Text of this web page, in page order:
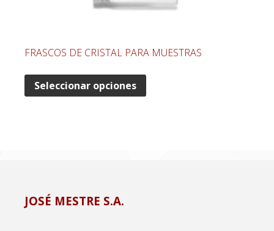
FRASCOS DE CRISTAL PARA MUESTRAS
Seleccionar opciones
JOSÉ MESTRE S.A.